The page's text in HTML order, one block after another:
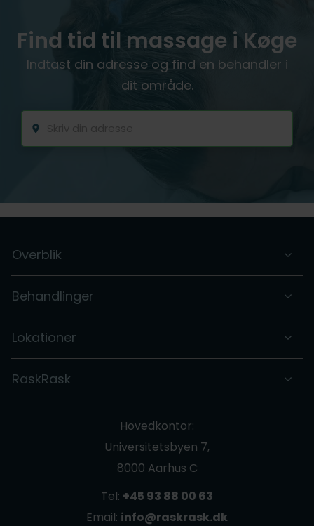
Find tid til massage i Køge
Indtast din adresse og find en behandler i
dit område.
Overblik
Behandlinger
Lokationer
RaskRask
Hovedkontor:
Universitetsbyen 7,
8000 Aarhus C
Tel: +45 93 88 00 63
Email: info@raskrask.dk